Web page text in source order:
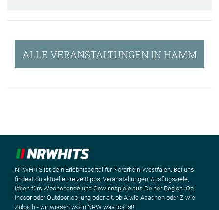
ALLE VERANSTALTUNGEN IN HAMM
NRWHITS ist dein Erlebnisportal für Nordrhein-Westfalen. Bei uns
findest du aktuelle Freizeittipps, Veranstaltungen, Ausflugsziele,
Ideen fürs Wochenende und Gewinnspiele aus Deiner Region. Ob
Indoor oder Outdoor, ob jung oder alt, ob A wie Aaachen oder Z wie
Zülpich - wir wissen wo in NRW was los ist!